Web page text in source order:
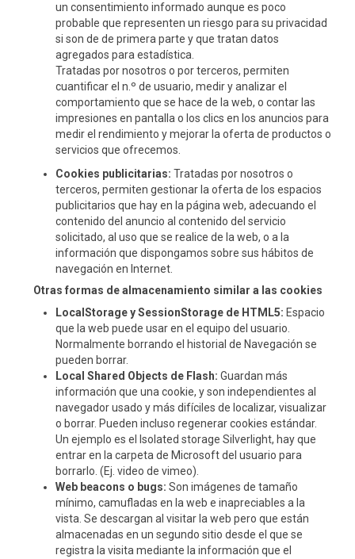
un consentimiento informado aunque es poco
probable que representen un riesgo para su privacidad
si son de de primera parte y que tratan datos
agregados para estadística.
Tratadas por nosotros o por terceros, permiten
cuantificar el n.º de usuario, medir y analizar el
comportamiento que se hace de la web, o contar las
impresiones en pantalla o los clics en los anuncios para
medir el rendimiento y mejorar la oferta de productos o
servicios que ofrecemos.
Cookies publicitarias: Tratadas por nosotros o
terceros, permiten gestionar la oferta de los espacios
publicitarios que hay en la página web, adecuando el
contenido del anuncio al contenido del servicio
solicitado, al uso que se realice de la web, o a la
información que dispongamos sobre sus hábitos de
navegación en Internet.
Otras formas de almacenamiento similar a las cookies
LocalStorage y SessionStorage de HTML5: Espacio
que la web puede usar en el equipo del usuario.
Normalmente borrando el historial de Navegación se
pueden borrar.
Local Shared Objects de Flash: Guardan más
información que una cookie, y son independientes al
navegador usado y más difíciles de localizar, visualizar
o borrar. Pueden incluso regenerar cookies estándar.
Un ejemplo es el Isolated storage Silverlight, hay que
entrar en la carpeta de Microsoft del usuario para
borrarlo. (Ej. video de vimeo).
Web beacons o bugs: Son imágenes de tamaño
mínimo, camufladas en la web e inapreciables a la
vista. Se descargan al visitar la web pero que están
almacenadas en un segundo sitio desde el que se
registra la visita mediante la información que el